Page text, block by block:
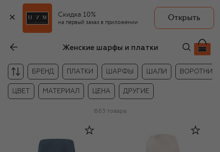
Скидка 10%
на первый заказ в приложении
Открыть
Женские шарфы и платки
БРЕНД ПЛАТКИ ШАРФЫ ШАЛИ
ЦВЕТ МАТЕРИАЛ ЦЕНА ДРУГИЕ
863 товара